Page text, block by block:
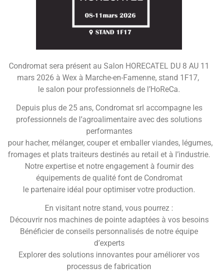
Condromat sera présent au Salon HORECATEL DU 8 AU 11
mars 2026 à Wex à Marche-en-Famenne, stand 1F17,
le salon pour professionnels de l’HoReCa.
Depuis plus de 25 ans, Condromat srl accompagne les
professionnels de l’agroalimentaire avec des solutions
performantes
pour hacher, mélanger, couper et emballer viandes, légumes,
fromages et plats traiteurs destinés au retail et à l’industrie.
Notre expertise et notre engagement à fournir des
équipements de qualité font de Condromat
le partenaire idéal pour optimiser votre production.
En visitant notre stand, vous pourrez :
Découvrir nos machines de pointe adaptées à vos besoins
Bénéficier de conseils personnalisés de notre équipe
d’experts
Explorer des solutions innovantes pour améliorer vos
processus de fabrication